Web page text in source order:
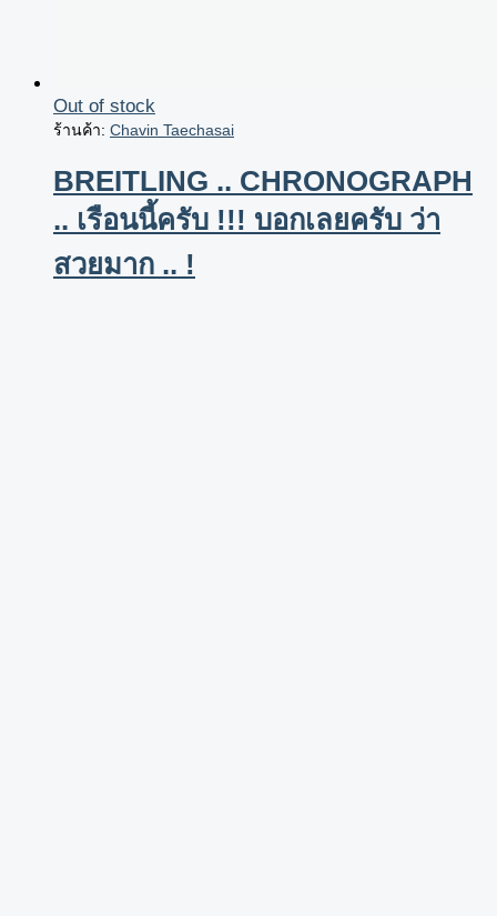
Out of stock
ร้านค้า: Chavin Taechasai
BREITLING .. CHRONOGRAPH
.. เรือนนี้ครับ !!! บอกเลยครับ ว่า
สวยมาก .. !